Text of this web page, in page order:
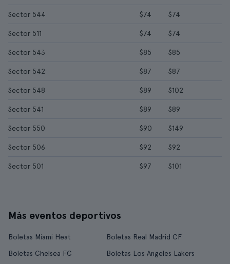
Sector 544 $74 $74
Sector 511 $74 $74
Sector 543 $85 $85
Sector 542 $87 $87
Sector 548 $89 $102
Sector 541 $89 $89
Sector 550 $90 $149
Sector 506 $92 $92
Sector 501 $97 $101
Más eventos deportivos
Boletas Miami Heat
Boletas Real Madrid CF
Boletas Chelsea FC
Boletas Los Angeles Lakers